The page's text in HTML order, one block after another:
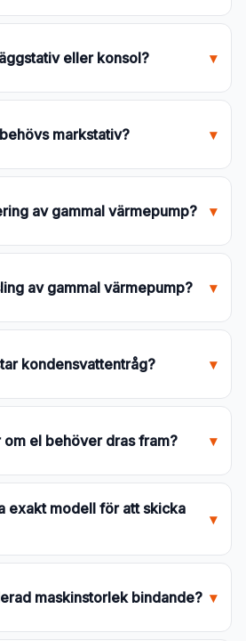
eller konsol? ▾
markstativ? ▾
av gammal värmepump? ▾
av gammal värmepump? ▾
kondensvattentråg? ▾
om el behöver dras fram? ▾
exakt modell för att skicka
▾
maskinstorlek bindande? ▾